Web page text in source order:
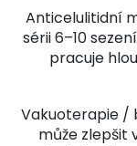
Anticelulitidní
sérii 6–10
pracuje
Vakuoterapie /
může zlepšit